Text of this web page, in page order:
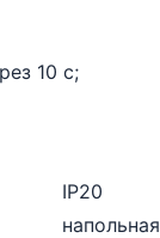
10 с;
IP20
напольная